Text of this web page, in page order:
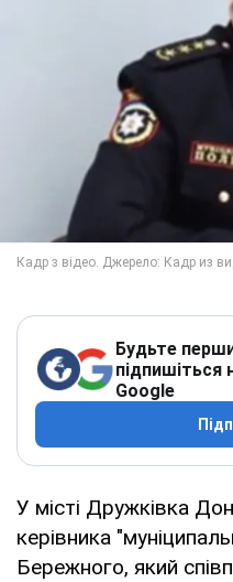
Будьте
підпишіться
Google
У місті Дружківка
керівника
Бережного, який